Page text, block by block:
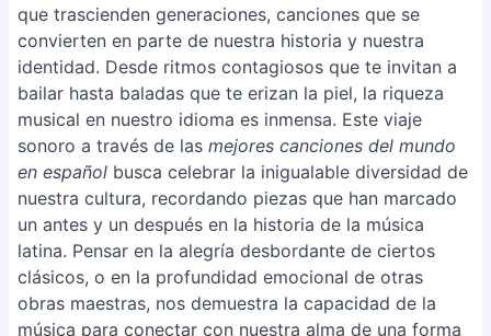
que trascienden generaciones, canciones que se
convierten en parte de nuestra historia y nuestra
identidad. Desde ritmos contagiosos que te invitan a
bailar hasta baladas que te erizan la piel, la riqueza
musical en nuestro idioma es inmensa. Este viaje
sonoro a través de las mejores canciones del mundo
en español busca celebrar la inigualable diversidad de
nuestra cultura, recordando piezas que han marcado
un antes y un después en la historia de la música
latina. Pensar en la alegría desbordante de ciertos
clásicos, o en la profundidad emocional de otras
obras maestras, nos demuestra la capacidad de la
música para conectar con nuestra alma de una forma